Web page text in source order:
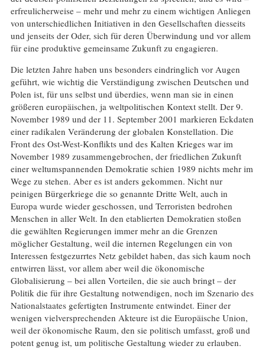
erfreulicherweise – mehr und mehr zu einem wichtigen Anliegen
von unterschiedlichen Initiativen in den Gesellschaften diesseits
und jenseits der Oder, sich für deren Überwindung und vor allem
für eine produktive gemeinsame Zukunft zu engagieren.
Die letzten Jahre haben uns besonders eindringlich vor Augen
geführt, wie wichtig die Verständigung zwischen Deutschen und
Polen ist, für uns selbst und überdies, wenn man sie in einen
größeren europäischen, ja weltpolitischen Kontext stellt. Der 9.
November 1989 und der 11. September 2001 markieren Eckdaten
einer radikalen Veränderung der globalen Konstellation. Die
Front des Ost-West-Konflikts und des Kalten Krieges war im
November 1989 zusammengebrochen, der friedlichen Zukunft
einer weltumspannenden Demokratie schien 1989 nichts mehr im
Wege zu stehen. Aber es ist anders gekommen. Nicht nur
peinigen Bürgerkriege die so genannte Dritte Welt, auch in
Europa wurde wieder geschossen, und Terroristen bedrohen
Menschen in aller Welt. In den etablierten Demokratien stoßen
die gewählten Regierungen immer mehr an die Grenzen
möglicher Gestaltung, weil die internen Regelungen ein von
Interessen festgezurrtes Netz gebildet haben, das sich kaum noch
entwirren lässt, vor allem aber weil die ökonomische
Globalisierung – bei allen Vorteilen, die sie auch bringt – der
Politik die für ihre Gestaltung notwendigen, noch im Szenario des
Nationalstaates gefertigten Instrumente entwindet. Einer der
wenigen vielversprechenden Akteure ist die Europäische Union,
weil der ökonomische Raum, den sie politisch umfasst, groß und
potent genug ist, um politische Gestaltung wieder zu erlauben.